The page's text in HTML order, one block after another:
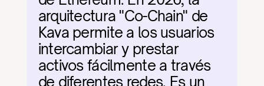
arquitectura "Co-Chain" de
Kava permite a los usuarios
intercambiar y prestar
activos fácilmente a través
de diferentes redes. Es un